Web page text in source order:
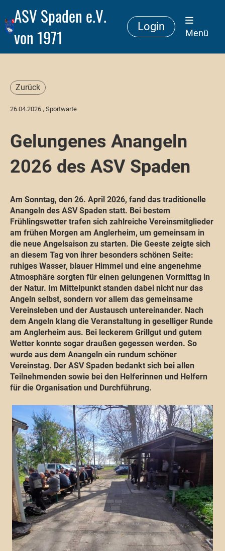
ASV Spaden e.V.
von 1971
Login
Menü
Zurück
26.04.2026 , Sportwarte
Gelungenes Anangeln
2026 des ASV Spaden
Am Sonntag, den 26. April 2026, fand das traditionelle
Anangeln des ASV Spaden statt. Bei bestem
Frühlingswetter trafen sich zahlreiche Vereinsmitglieder
am frühen Morgen am Anglerheim, um gemeinsam in
die neue Angelsaison zu starten. Die Geeste zeigte sich
an diesem Tag von ihrer besonders schönen Seite:
ruhiges Wasser, blauer Himmel und eine angenehme
Atmosphäre sorgten für einen gelungenen Vormittag in
der Natur. Im Mittelpunkt standen dabei nicht nur das
Angeln selbst, sondern vor allem das gemeinsame
Vereinsleben und der Austausch untereinander. Nach
dem Angeln klang die Veranstaltung in geselliger Runde
am Anglerheim aus. Bei leckerem Grillgut und gutem
Wetter konnte sogar draußen gegessen werden. So
wurde aus dem Anangeln ein rundum schöner
Vereinstag. Der ASV Spaden bedankt sich bei allen
Teilnehmenden sowie bei den Helferinnen und Helfern
für die Organisation und Durchführung.